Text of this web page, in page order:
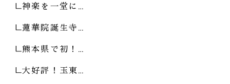
神楽を一堂に…
蓮華院誕生寺…
熊本県で初！…
大好評！玉東…